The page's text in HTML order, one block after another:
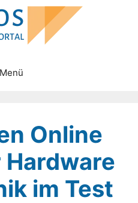
Menü
Online
im Test